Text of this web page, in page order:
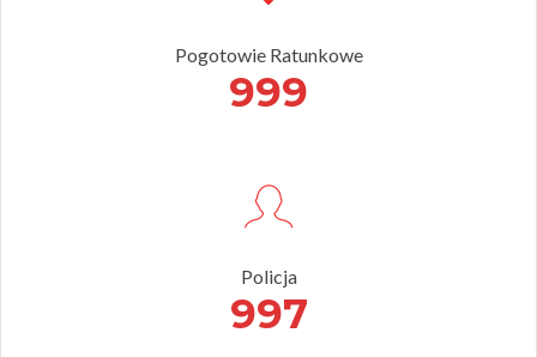
Pogotowie Ratunkowe
999
Policja
997